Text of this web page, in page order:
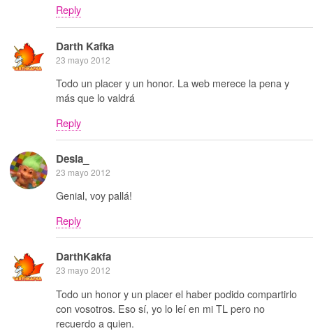
Reply
Darth Kafka
23 mayo 2012
Todo un placer y un honor. La web merece la pena y
más que lo valdrá
Reply
Desia_
23 mayo 2012
Genial, voy pallá!
Reply
DarthKakfa
23 mayo 2012
Todo un honor y un placer el haber podido compartirlo
con vosotros. Eso sí, yo lo leí en mi TL pero no
recuerdo a quien.